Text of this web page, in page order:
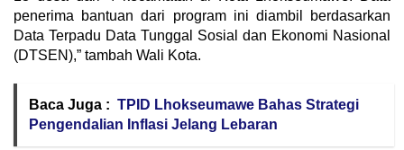
penerima bantuan dari program ini diambil berdasarkan
Data Terpadu Data Tunggal Sosial dan Ekonomi Nasional
(DTSEN),” tambah Wali Kota.
Baca Juga : TPID Lhokseumawe Bahas Strategi
Pengendalian Inflasi Jelang Lebaran